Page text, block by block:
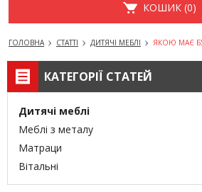
КОШИК (0)
ГОЛОВНА СТАТТІ ДИТЯЧІ МЕБЛІ ЯКОЮ МАЄ
КАТЕГОРІЇ СТАТЕЙ
Дитячі меблі
Меблі з металу
Матраци
Вітальні